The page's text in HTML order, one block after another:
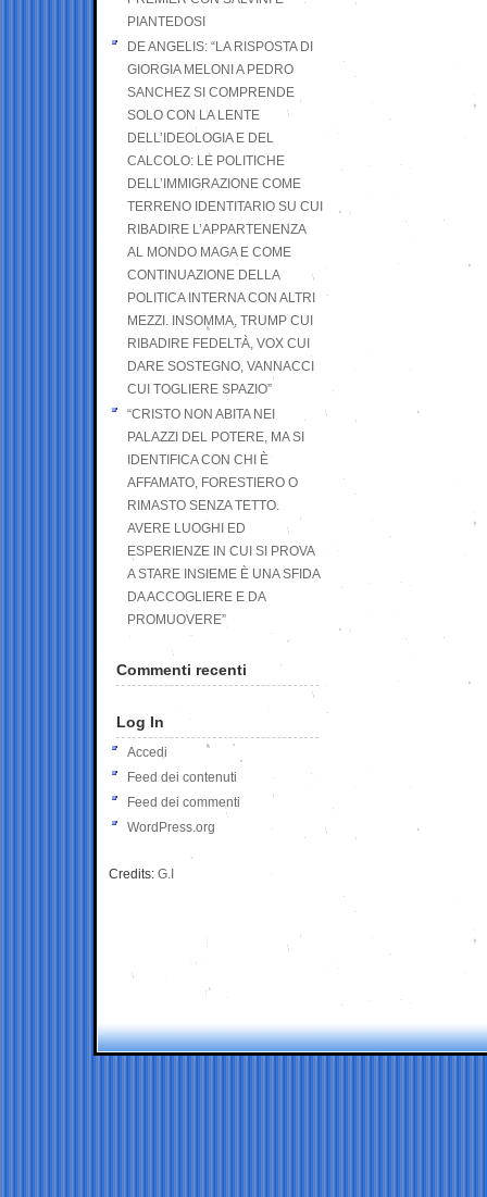
PIANTEDOSI
DE ANGELIS: “LA RISPOSTA DI
GIORGIA MELONI A PEDRO
SANCHEZ SI COMPRENDE
SOLO CON LA LENTE
DELL’IDEOLOGIA E DEL
CALCOLO: LE POLITICHE
DELL’IMMIGRAZIONE COME
TERRENO IDENTITARIO SU CUI
RIBADIRE L’APPARTENENZA
AL MONDO MAGA E COME
CONTINUAZIONE DELLA
POLITICA INTERNA CON ALTRI
MEZZI. INSOMMA, TRUMP CUI
RIBADIRE FEDELTÀ, VOX CUI
DARE SOSTEGNO, VANNACCI
CUI TOGLIERE SPAZIO”
“CRISTO NON ABITA NEI
PALAZZI DEL POTERE, MA SI
IDENTIFICA CON CHI È
AFFAMATO, FORESTIERO O
RIMASTO SENZA TETTO.
AVERE LUOGHI ED
ESPERIENZE IN CUI SI PROVA
A STARE INSIEME È UNA SFIDA
DA ACCOGLIERE E DA
PROMUOVERE”
Commenti recenti
Log In
Accedi
Feed dei contenuti
Feed dei commenti
WordPress.org
Credits: G.I